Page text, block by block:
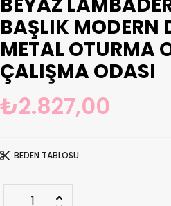
BAŞLIK MODERN
METAL OTURMA
ÇALIŞMA ODASI
₺2.827,00
BEDEN TABLOSU